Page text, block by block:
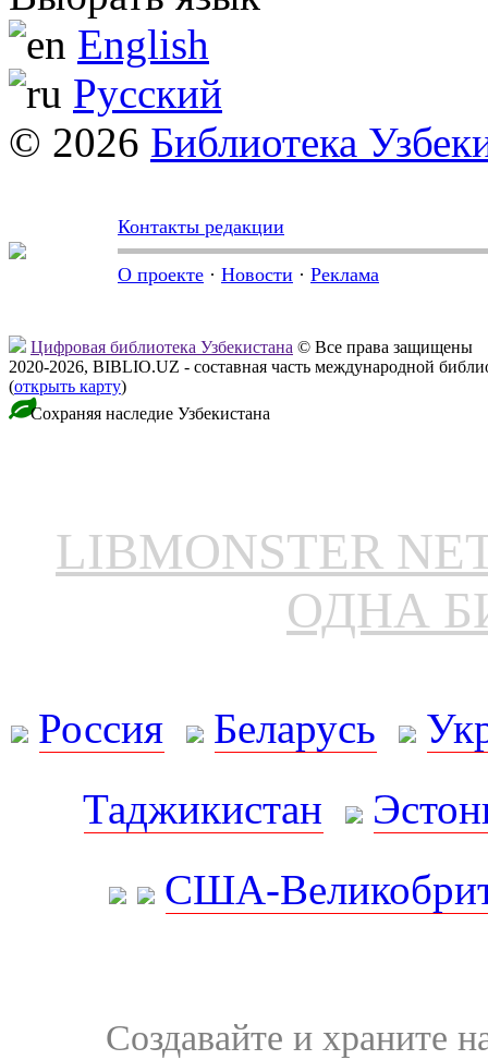
English
Русский
© 2026 Библиотека
Контакты редакции
О проекте · Новости · Реклама
Цифровая библиотека Узбекистана © Все права защищены
2020-2026, BIBLIO.UZ - составная часть международной
(открыть карту)
Сохраняя наследие Узбекистана
LIBMONSTER
ОДНА
Россия Беларусь
Таджикистан
США-
Создавайте и храните